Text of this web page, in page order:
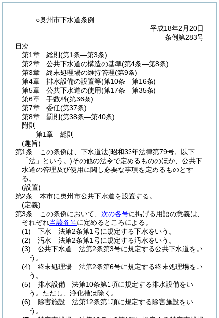
○奥州市下水道条例
平成18年2月20日
条例第283号
目次
第1章
総則 (第1条―第3条)
第2章
公共下水道の構造の基準(第4条―第8条)
第3章
終末処理場の維持管理(第9条)
第4章
排水設備の設置等(第10条―第16条)
第5章
公共下水道の使用(第17条―第35条)
第6章
手数料(第36条)
第7章
委任(第37条)
第8章
罰則 (第38条―第40条)
附則
第1章
総則
(趣旨)
第1条
この条例は、下水道法(昭和33年法律第79号。以下
「法」という。)その他の法令で定めるもののほか、公共下
水道の管理及び使用に関し必要な事項を定めるものとす
る。
(設置)
第2条
本市に奥州市公共下水道を設置する。
(定義)
第3条
この条例において、 次の各号に掲げる用語の意義は、
それぞれ当該各号に定めるところによる。
(1)
下水 法第2条第1号に規定する下水をいう。
(2)
汚水 法第2条第1号に規定する汚水をいう。
(3)
公共下水道 法第2条第3号に規定する公共下水道をい
う。
(4)
終末処理場 法第2条第6号に規定する終末処理場をい
う。
(5)
排水設備 法第10条第1項に規定する排水設備をい
う。 ただし、浄化槽は除く。
(6)
除害施設 法第12条第1項に規定する除害施設をい
う。